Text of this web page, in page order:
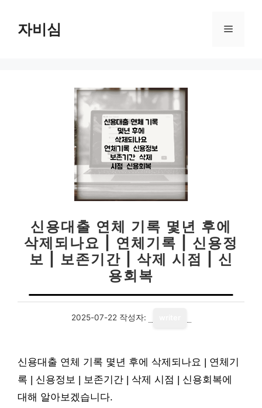
자비심 메
신용대출 연체 기록 몇년 후에
삭제되나요 | 연체기록 | 신용정
보 | 보존기간 | 삭제 시점 | 신
용회복
2025-07-22 작성자:
신용대출 연체 기록 몇년 후에 삭제되나요 | 연체기
록 | 신용정보 | 보존기간 | 삭제 시점 | 신용회복에
대해 알아보겠습니다.